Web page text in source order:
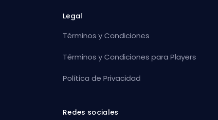
Legal
Términos y Condiciones
Términos y Condiciones para Players
Política de Privacidad
Redes sociales